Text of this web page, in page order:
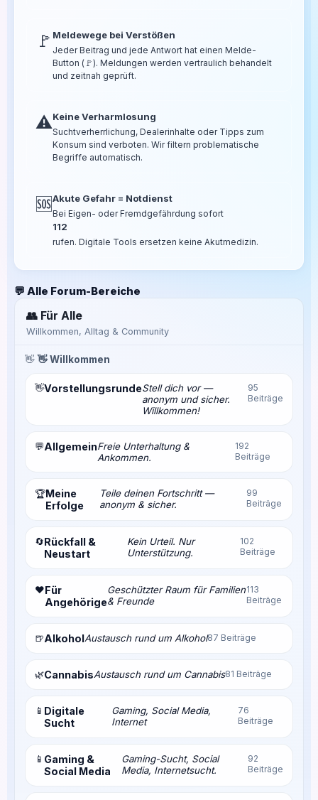
🚩 Meldewege bei Verstößen
Jeder Beitrag und jede Antwort hat einen Melde-
Button (🚩). Meldungen werden vertraulich behandelt
und zeitnah geprüft.
⚠️Keine Verharmlosung
Suchtverherrlichung, Dealerinhalte oder Tipps zum
Konsum sind verboten. Wir filtern problematische
Begriffe automatisch.
🆘Akute Gefahr = Notdienst
Bei Eigen- oder Fremdgefährdung sofort
112
rufen. Digitale Tools ersetzen keine Akutmedizin.
💬 Alle Forum-Bereiche
👥 Für Alle
Willkommen, Alltag & Community
👋 👋 Willkommen
👋VorstellungsrundeStell dich vor —
anonym und sicher.
Willkommen!
95
Beiträge
💬AllgemeinFreie Unterhaltung &
Ankommen.
192
Beiträge
🏆Meine
Erfolge
Teile deinen Fortschritt —
anonym & sicher.
99
Beiträge
🔄Rückfall &
Neustart
Kein Urteil. Nur
Unterstützung.
102
Beiträge
❤️Für
Angehörige
Geschützter Raum für Familien
& Freunde
113
Beiträge
🍺AlkoholAustausch rund um Alkohol87 Beiträge
🌿CannabisAustausch rund um Cannabis81 Beiträge
📱 Digitale
Sucht
Gaming, Social Media,
Internet
76
Beiträge
📱 Gaming &
Social Media
Gaming-Sucht, Social
Media, Internetsucht.
92
Beiträge